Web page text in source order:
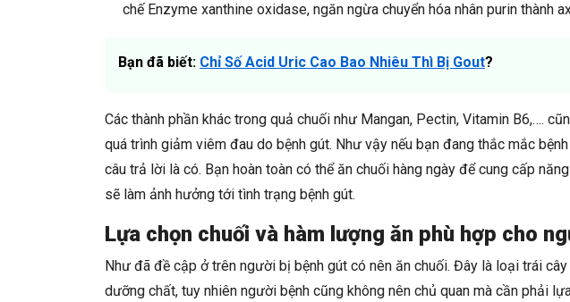
chế Enzyme xanthine oxidase, ngăn ngừa chuyển hóa nhân purin thành
Bạn đã biết: Chỉ Số Acid Uric Cao Bao Nhiêu Thì Bị Gout?
Các thành phần khác trong quả chuối như Mangan, Pectin, Vitamin B6,….
quá trình giảm viêm đau do bệnh gút. Như vậy nếu bạn đang thắc mắc
câu trả lời là có. Bạn hoàn toàn có thể ăn chuối hàng ngày để cung cấp
sẽ làm ảnh hưởng tới tình trạng bệnh gút.
Lựa chọn chuối và hàm lượng ăn phù hợp cho
Như đã đề cập ở trên người bị bệnh gút có nên ăn chuối. Đây là loại trái
dưỡng chất, tuy nhiên người bệnh cũng không nên chủ quan mà cần phải